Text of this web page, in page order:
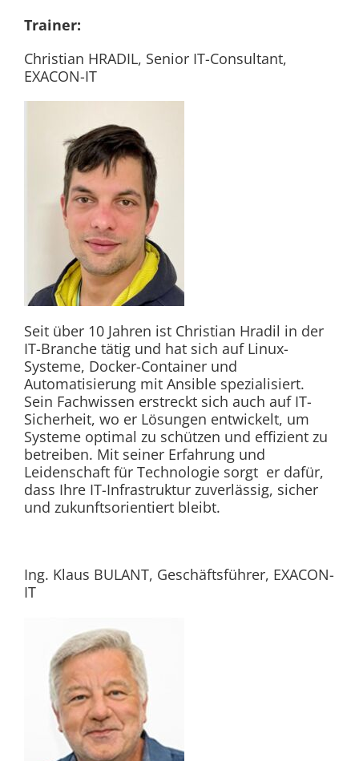
Trainer:
Christian HRADIL, Senior IT-Consultant,
EXACON-IT
Seit über 10 Jahren ist Christian Hradil in der
IT-Branche tätig und hat sich auf Linux-
Systeme, Docker-Container und
Automatisierung mit Ansible spezialisiert.
Sein Fachwissen erstreckt sich auch auf IT-
Sicherheit, wo er Lösungen entwickelt, um
Systeme optimal zu schützen und effizient zu
betreiben. Mit seiner Erfahrung und
Leidenschaft für Technologie sorgt er dafür,
dass Ihre IT-Infrastruktur zuverlässig, sicher
und zukunftsorientiert bleibt.
Ing. Klaus BULANT, Geschäftsführer, EXACON-
IT